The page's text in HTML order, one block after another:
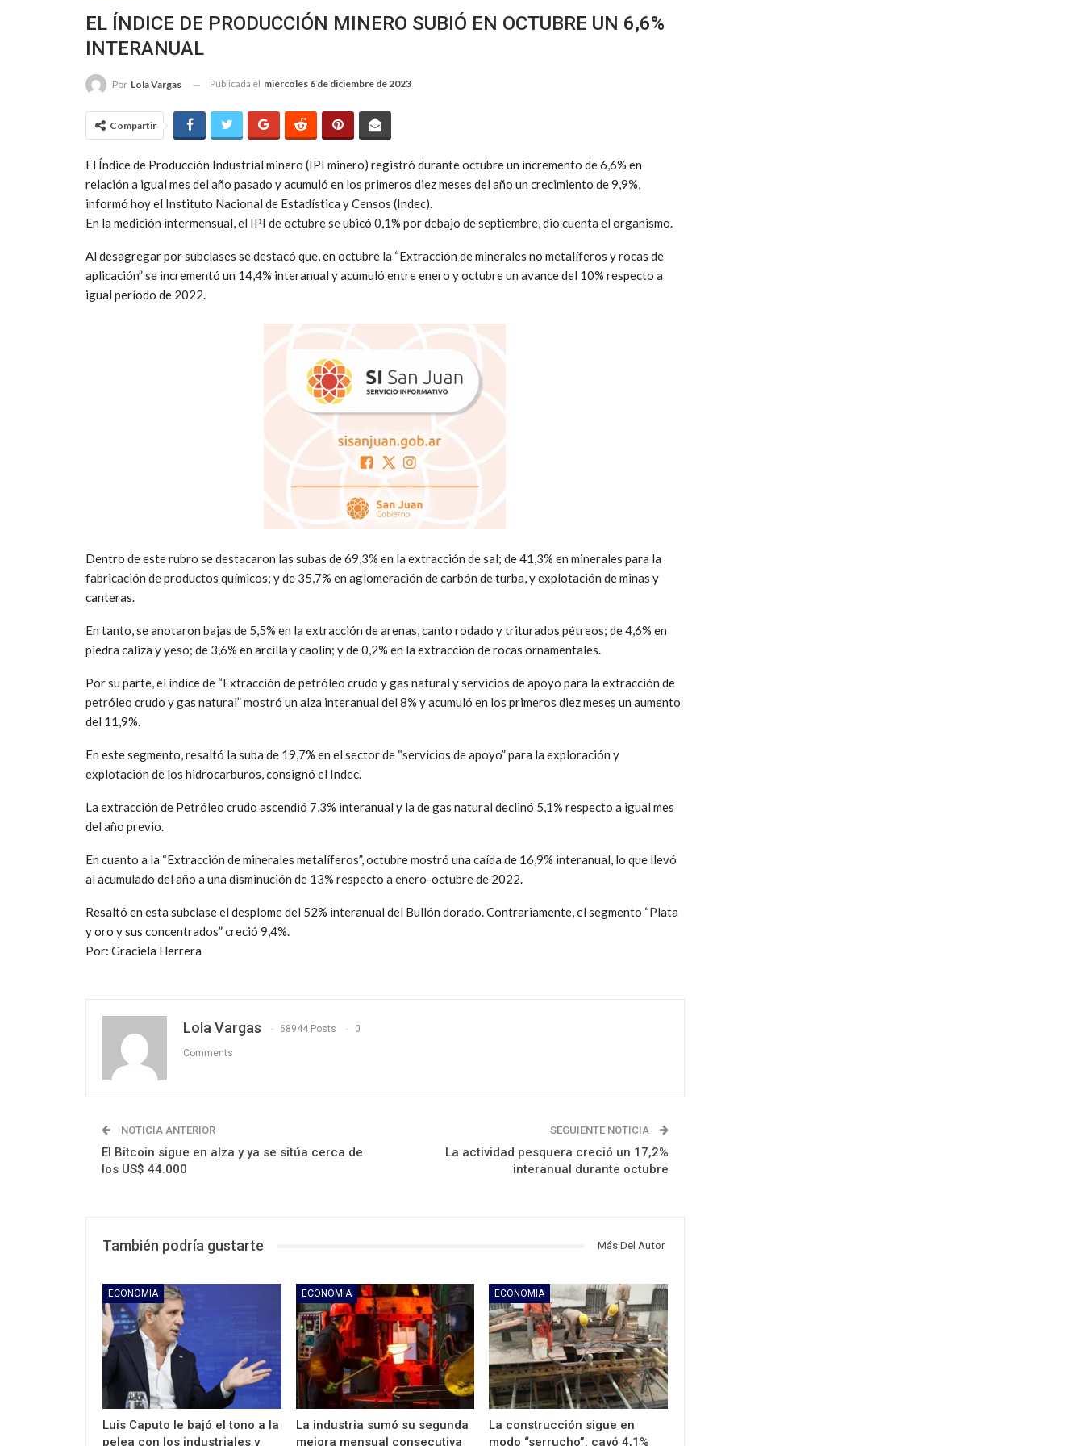
EL ÍNDICE DE PRODUCCIÓN MINERO SUBIÓ EN OCTUBRE UN 6,6%
INTERANUAL
Por Lola Vargas Publicada el miércoles 6 de diciembre de 2023
Compartir
El Índice de Producción Industrial minero (IPI minero) registró durante octubre un incremento de 6,6% en
relación a igual mes del año pasado y acumuló en los primeros diez meses del año un crecimiento de 9,9%,
informó hoy el Instituto Nacional de Estadística y Censos (Indec).
En la medición intermensual, el IPI de octubre se ubicó 0,1% por debajo de septiembre, dio cuenta el organismo.
Al desagregar por subclases se destacó que, en octubre la “Extracción de minerales no metalíferos y rocas de
aplicación” se incrementó un 14,4% interanual y acumuló entre enero y octubre un avance del 10% respecto a
igual período de 2022.
Dentro de este rubro se destacaron las subas de 69,3% en la extracción de sal; de 41,3% en minerales para la
fabricación de productos químicos; y de 35,7% en aglomeración de carbón de turba, y explotación de minas y
canteras.
En tanto, se anotaron bajas de 5,5% en la extracción de arenas, canto rodado y triturados pétreos; de 4,6% en
piedra caliza y yeso; de 3,6% en arcilla y caolín; y de 0,2% en la extracción de rocas ornamentales.
Por su parte, el índice de “Extracción de petróleo crudo y gas natural y servicios de apoyo para la extracción de
petróleo crudo y gas natural” mostró un alza interanual del 8% y acumuló en los primeros diez meses un aumento
del 11,9%.
En este segmento, resaltó la suba de 19,7% en el sector de “servicios de apoyo” para la exploración y
explotación de los hidrocarburos, consignó el Indec.
La extracción de Petróleo crudo ascendió 7,3% interanual y la de gas natural declinó 5,1% respecto a igual mes
del año previo.
En cuanto a la “Extracción de minerales metalíferos”, octubre mostró una caída de 16,9% interanual, lo que llevó
al acumulado del año a una disminución de 13% respecto a enero-octubre de 2022.
Resaltó en esta subclase el desplome del 52% interanual del Bullón dorado. Contrariamente, el segmento “Plata
y oro y sus concentrados” creció 9,4%.
Por: Graciela Herrera
Lola Vargas 68944 Posts 0
Comments
NOTICIA ANTERIOR
El Bitcoin sigue en alza y ya se sitúa cerca de
los US$ 44.000
SEGUIENTE NOTICIA
La actividad pesquera creció un 17,2%
interanual durante octubre
También podría gustarte Más Del Autor
ECONOMIA
Luis Caputo le bajó el tono a la
pelea con los industriales y
ECONOMIA
La industria sumó su segunda
mejora mensual consecutiva
ECONOMIA
La construcción sigue en
modo “serrucho”: cayó 4,1%